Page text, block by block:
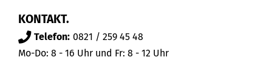
KONTAKT.
Telefon: 0821 / 259 45 48
Mo-Do: 8 - 16 Uhr und Fr: 8 - 12 Uhr